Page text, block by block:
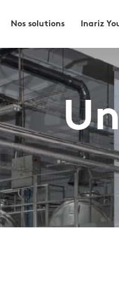
Nos solutions Inariz